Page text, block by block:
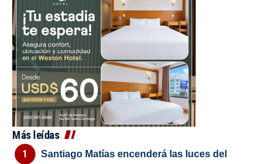
Más leídas
Santiago Matías encenderá las luces del